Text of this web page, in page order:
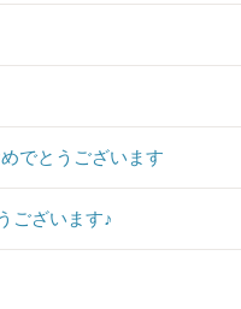
とうございます
ざいます♪